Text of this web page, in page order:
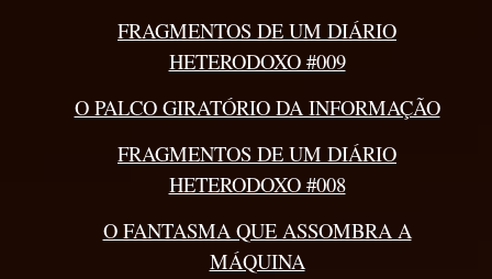
FRAGMENTOS DE UM DIÁRIO
HETERODOXO #009
O PALCO GIRATÓRIO DA INFORMAÇÃO
FRAGMENTOS DE UM DIÁRIO
HETERODOXO #008
O FANTASMA QUE ASSOMBRA A
MÁQUINA